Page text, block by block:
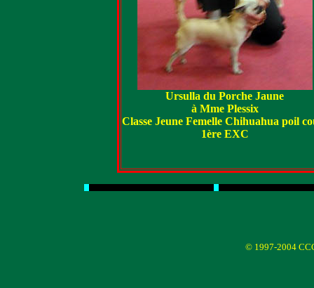
Ursulla du Porche Jaune
à Mme Plessix
Classe Jeune Femelle Chihuahua poil
1ère EXC
© 1997-2004